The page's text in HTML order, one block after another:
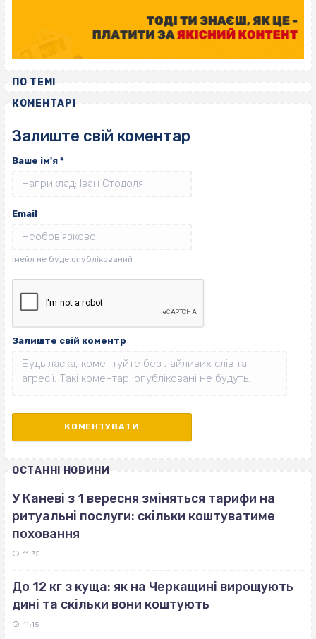
ПО ТЕМІ
КОМЕНТАРІ
Залиште свій коментар
Ваше ім'я *
Email
Залиште свій коментр
ОСТАННІ НОВИНИ
У Каневі з 1 вересня зміняться тарифи на
ритуальні послуги: скільки коштуватиме
поховання
11:35
До 12 кг з куща: як на Черкащині вирощують
дині та скільки вони коштують
11:15